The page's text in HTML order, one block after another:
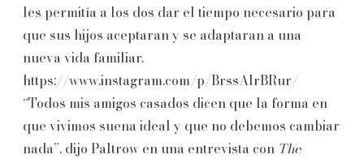
les permitía a los dos dar el tiempo necesario para
que sus hijos aceptaran y se adaptaran a una
nueva vida familiar.
https://www.instagram.com/p/BrssAlrBRur/
“Todos mis amigos casados dicen que la forma en
que vivimos suena ideal y que no debemos cambiar
nada”, dijo Paltrow en una entrevista con The